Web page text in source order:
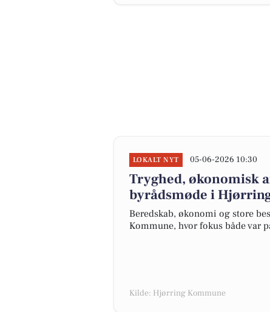
LOKALT NYT 05-06-2026 10:30
Tryghed, økonomisk
byrådsmøde i
Beredskab, økonomi og store
Kommune, hvor fokus både var
Kilde: Hjørring Kommune